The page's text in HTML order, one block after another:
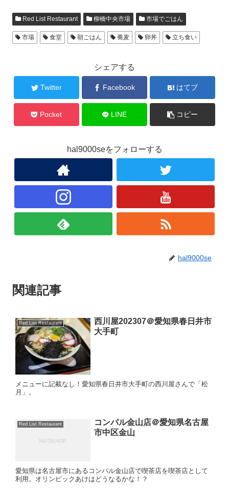
Red List Restaurant 柳橋中央市場 市場でごはん
市場 食堂 朝ごはん 蕎麦 卵丼 立ち食い
シェアする
Twitter Facebook はてブ
Pocket LINE コピー
hal9000seをフォローする
hal9000se
関連記事
Red List Restaurant
西川屋202307＠愛知県春日井市
大手町
メニューに記載なし！愛知県春日井市大手町の西川屋さんで「松
月」。
Red List Restaurant
コンパル金山店＠愛知県名古屋
市中区金山
愛知県は名古屋市にあるコンパル金山店で喫茶店を喫茶店として
利用。オリンピックあけはどうなるかな！？